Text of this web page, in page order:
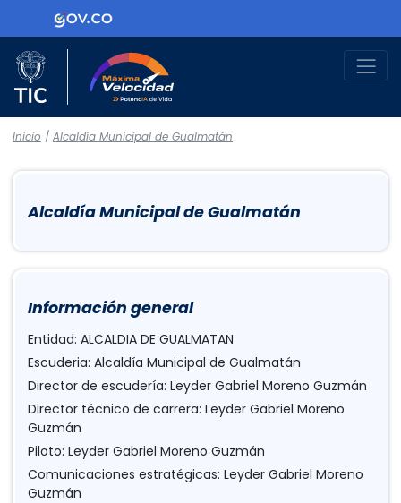
Logo Gobierno de Colombia
Logo del Ministerio TIC
Inicio / Alcaldía Municipal de Gualmatán
Alcaldía Municipal de Gualmatán
Información general
Entidad: ALCALDIA DE GUALMATAN
Escuderia: Alcaldía Municipal de Gualmatán
Director de escudería: Leyder Gabriel Moreno Guzmán
Director técnico de carrera: Leyder Gabriel Moreno
Guzmán
Piloto: Leyder Gabriel Moreno Guzmán
Comunicaciones estratégicas: Leyder Gabriel Moreno
Guzmán